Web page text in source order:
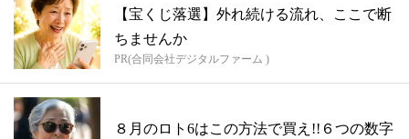
【宝くじ落選】外れ続ける流れ、ここで断
ちませんか
PR(合同会社デジタルファーム )
８月のロト6はこの方法で買え!!６つの数字